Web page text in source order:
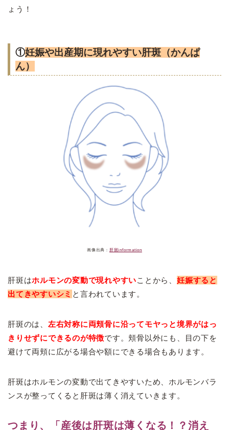
ょう！
①妊娠や出産期に現れやすい肝斑（かんぱ
ん）
画像出典： 肝斑information
肝斑はホルモンの変動で現れやすいことから、 妊娠すると
出てきやすいシミ と言われています。
肝斑のは、 左右対称に両頬骨に沿ってモヤっと境界がはっ
きりせずにできるのが特徴です。頬骨以外にも、目の下を
避けて両頬に広がる場合や額にできる場合もあります。
肝斑はホルモンの変動で出てきやすいため、ホルモンバラ
ンスが整ってくると肝斑は薄く消えていきます。
つまり、「産後は肝斑は薄くなる！？消え